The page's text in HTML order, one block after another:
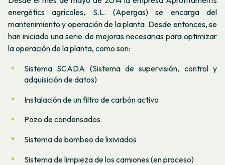
energètics agrícoles, S.L. (Apergas) se encarga del
mantenimiento y operación de la planta. Desde entonces, se
han iniciado una serie de mejoras necesarias para optimizar
la operación de la planta, como son:
Sistema SCADA (Sistema de supervisión, control y
adquisición de datos)
Instalación de un filtro de carbón activo
Pozo de condensados
Sistema de bombeo de lixiviados
Sistema de limpieza de los camiones (en proceso)